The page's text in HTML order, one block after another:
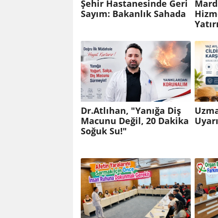
Şehir Hastanesinde Geri
Sayım: Bakanlık Sahada
Dr.Atlıhan, "Yanığa Diş
Macunu Değil, 20 Dakika
Soğuk Su!"